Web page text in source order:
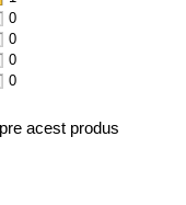
0
0
0
0
acest produs